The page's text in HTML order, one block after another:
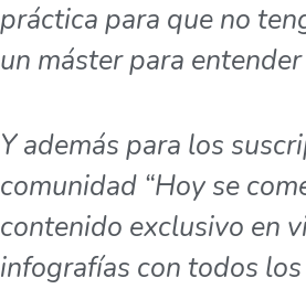
práctica para que no
un máster para
Y además para los
comunidad “Hoy se
contenido exclusivo en
infografías con todos